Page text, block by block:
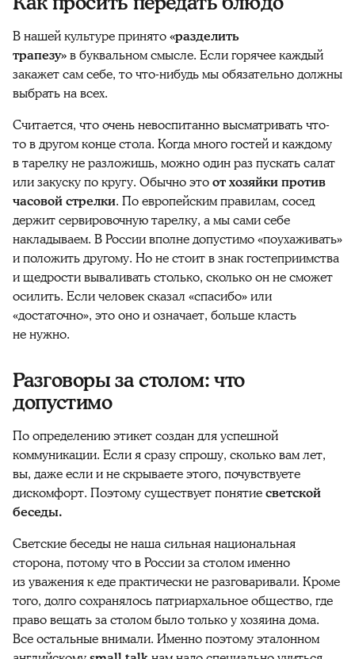
В нашей культуре принято«разделить
трапезу»в буквальном смысле. Если горячее каждый
закажет сам себе, то что-нибудь мы обязательно должны
выбрать на всех.
Считается, что очень невоспитанно высматривать что-
то в другом конце стола. Когда много гостей и каждому
в тарелку не разложишь, можно один раз пускать салат
или закуску по кругу. Обычно этоот хозяйки против
часовой стрелки. По европейским правилам, сосед
держит сервировочную тарелку, а мы сами себе
накладываем. В России вполне допустимо «поухаживать»
и положить другому. Но не стоит в знак гостеприимства
и щедрости вываливать столько, сколько он не сможет
осилить. Если человек сказал «спасибо» или
«достаточно», это оно и означает, больше класть
не нужно.
Разговоры за столом: что
допустимо
По определению этикет создан для успешной
коммуникации. Если я сразу спрошу, сколько вам лет,
вы, даже если и не скрываете этого, почувствуете
дискомфорт. Поэтому существует понятиесветской
беседы.
Светские беседы не наша сильная национальная
сторона, потому что в России за столом именно
из уважения к еде практически не разговаривали. Кроме
того, долго сохранялось патриархальное общество, где
право вещать за столом было только у хозяина дома.
Все остальные внимали. Именно поэтому эталонном